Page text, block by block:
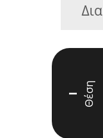
I Θέση